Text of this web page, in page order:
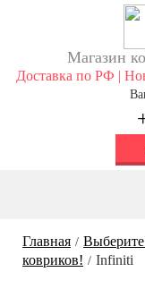
Магазин
Доставка по РФ |
Главная / Выберите
ковриков! / Infiniti